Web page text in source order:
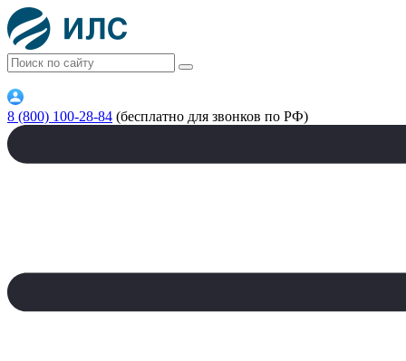
8 (800) 100-28-84 (бесплатно для звонков по РФ)